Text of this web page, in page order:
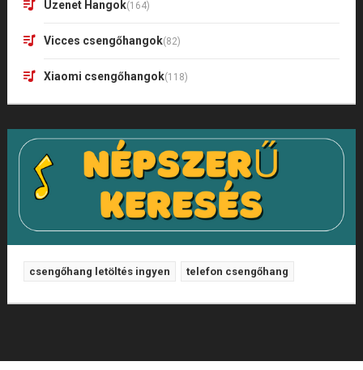
Üzenet Hangok(164)
Vicces csengőhangok(82)
Xiaomi csengőhangok(118)
csengőhang letöltés ingyen telefon csengőhang